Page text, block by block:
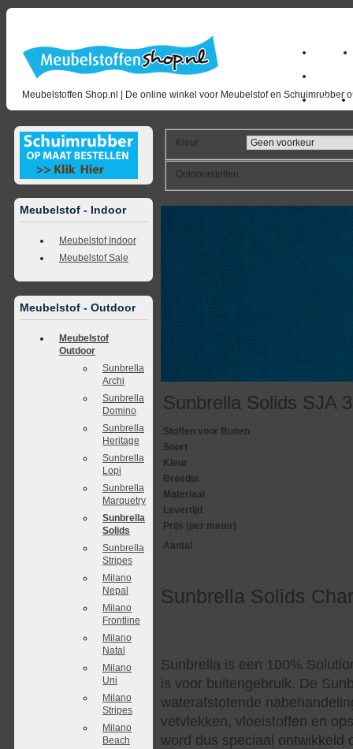
Meubelstoffen Shop.nl | De online winkel voor Meubelstof en Schuimrubber
Home
Outlet
Meubelstof - Indoor
Meubelstof Indoor
Meubelstof Sale
Meubelstof - Outdoor
Meubelstof
Outdoor
Sunbrella
Archi
Sunbrella
Domino
Sunbrella
Heritage
Sunbrella
Lopi
Sunbrella
Marquetry
Sunbrella
Solids
Sunbrella
Stripes
Milano
Nepal
Milano
Frontline
Milano
Natal
Milano
Uni
Milano
Stripes
Milano
Beach
Kleur:
Outdoorstoffen:
Sunbrella Solids SJA
Stoffen voor Buiten
Soort
Kleur
Breedte
Materiaal
Levertijd
Prijs (per meter)
Aantal
Sunbrella Solids
Sunbrella is een 100%
is voor buitengebruik. De
waterafstotende
vetvlekken, vloeistoffen en
word dus speciaal ontwikkeld